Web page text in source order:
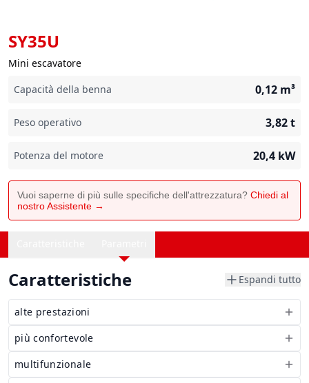
SY35U
Mini escavatore
Capacità della benna
0,12 m³
Peso operativo 3,82t
Potenza del motore 20,4 kW
Vuoi saperne di più sulle specifiche dell'attrezzatura? Chiedi al
nostro Assistente →
Caratteristiche Espandi tutto
alte prestazioni
più confortevole
multifunzionale